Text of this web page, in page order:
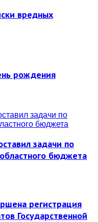
вредных
рождения
задачи по
бюджета
регистрация
Государственной